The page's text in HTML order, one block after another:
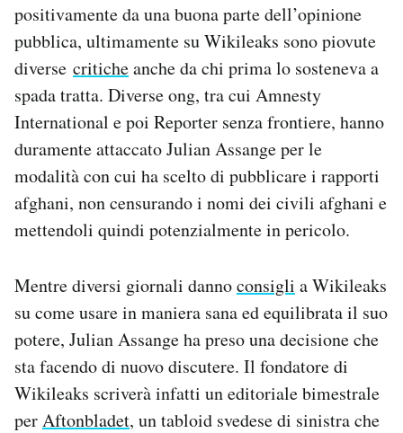
Newsletter
Notifiche mobile
Regala il Post
Hai bisogno di aiuto?
Esci
positivamente da una buona parte dell’opinione
pubblica, ultimamente su Wikileaks sono piovute
diverse criticheanche da chi prima lo sosteneva a
spada tratta. Diverse ong, tra cui Amnesty
International e poi Reporter senza frontiere, hanno
duramente attaccato Julian Assange per le
modalità con cui ha scelto di pubblicare i rapporti
afghani, non censurando i nomi dei civili afghani e
mettendoli quindi potenzialmente in pericolo.
Mentre diversi giornali dannoconsigli a Wikileaks
su come usare in maniera sana ed equilibrata il suo
potere, Julian Assange ha preso una decisione che
sta facendo di nuovo discutere. Il fondatore di
Wikileaks scriverà infatti un editoriale bimestrale
perAftonbladet, un tabloid svedese di sinistra che